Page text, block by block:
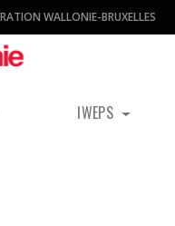
WALLONIE-BRUXELLES
IWEPS